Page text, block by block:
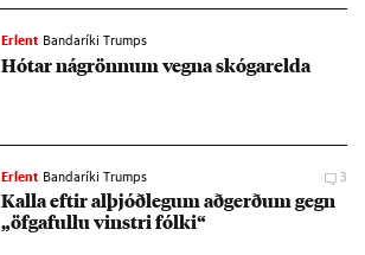
Erlent Bandaríki Trumps
Hót­ar ná­grönn­um vegna skógar­elda
Erlent Bandaríki Trumps 3
Kalla eft­ir al­þjóð­leg­um að­gerð­um gegn
„öfga­fullu vinstri fólki“